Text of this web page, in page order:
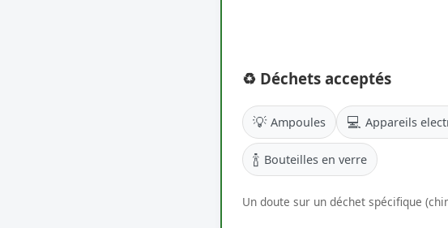
♻️ Déchets acceptés
💡 Ampoules 💻 Appareils
🍾 Bouteilles en verre
Un doute sur un déchet spécifique